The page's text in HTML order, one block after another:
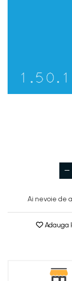
Piedestaluri coloane
Trunchiuri
Rozete de
Șeminee
Ai nevoie de
Adauga